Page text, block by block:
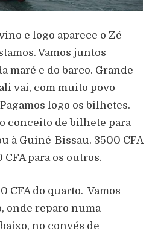
e logo aparece o Zé
Vamos juntos
maré e do barco. Grande
vai, com muito povo
logo os bilhetes.
conceito de bilhete para
à Guiné-Bissau. 3500 CFA
para os outros.
CFA do quarto. Vamos
onde reparo numa
no convés de